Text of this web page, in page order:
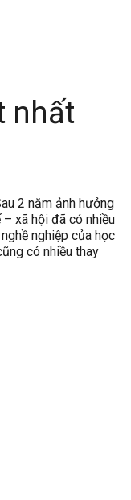
nhất
2 năm ảnh hưởng
xã hội đã có nhiều
nghiệp của học
có nhiều thay